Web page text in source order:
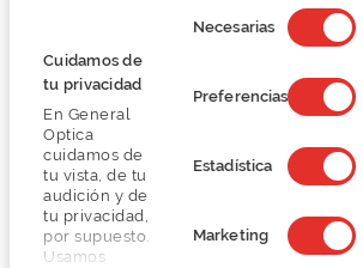
Cuidamos de
tu privacidad
En General
Optica
cuidamos de
tu vista, de tu
audición y de
tu privacidad,
por supuesto.
Usamos
de
consentimiento
Necesarias
Preferencias
Estadística
Marketing
Tommy Hilfiger TH 2190
O preço inclui apenas a armação
114,74 €
152,99 €